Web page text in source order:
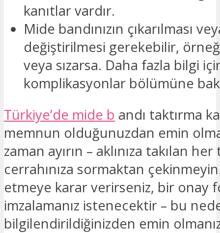
kanıtlar vardır.
Mide bandınızın çıkarılması
değiştirilmesi gerekebilir,
veya sızarsa. Daha fazla bilgi
komplikasyonlar bölümüne
Türkiye’de mide b andı taktırma
memnun olduğunuzdan emin
zaman ayırın – aklınıza takılan
cerrahınıza sormaktan
etmeye karar verirseniz, bir onay
imzalamanız istenecektir – bu
bilgilendirildiğinizden emin